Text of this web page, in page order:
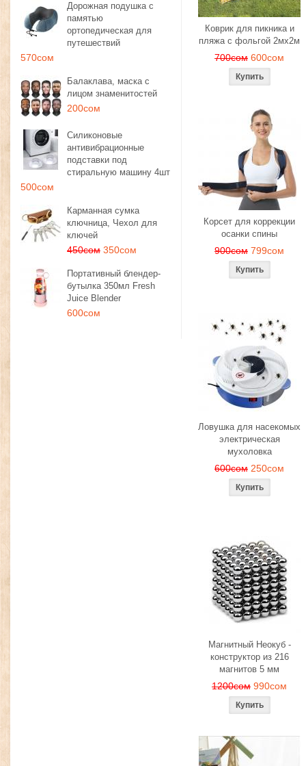
Дорожная подушка с
памятью
ортопедическая для
путешествий
570сом
Балаклава, маска с
лицом знаменитостей
200сом
Силиконовые
антивибрационные
подставки под
стиральную машину 4шт
500сом
Карманная сумка
ключница, Чехол для
ключей
450сом 350сом
Портативный блендер-
бутылка 350мл Fresh
Juice Blender
600сом
Коврик для пикника и
пляжа с фольгой 2мх2м
700сом 600сом
Корсет для коррекции
осанки спины
900сом 799сом
Ловушка для насекомых
электрическая
мухоловка
600сом 250сом
Магнитный Неокуб -
конструктор из 216
магнитов 5 мм
1200сом 990сом